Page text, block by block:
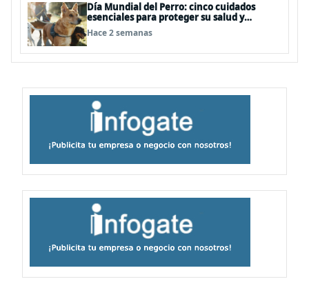
Día Mundial del Perro: cinco cuidados
esenciales para proteger su salud y
bienestar
Hace 2 semanas